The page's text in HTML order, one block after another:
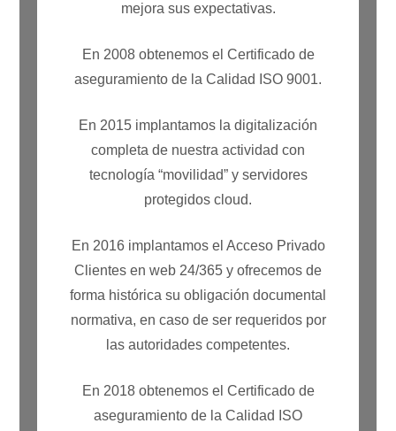
mejora sus expectativas.
En 2008 obtenemos el Certificado de
aseguramiento de la Calidad ISO 9001.
En 2015 implantamos la digitalización
completa de nuestra actividad con
tecnología “movilidad” y servidores
protegidos cloud.
En 2016 implantamos el Acceso Privado
Clientes en web 24/365 y ofrecemos de
forma histórica su obligación documental
normativa, en caso de ser requeridos por
las autoridades competentes.
En 2018 obtenemos el Certificado de
aseguramiento de la Calidad ISO